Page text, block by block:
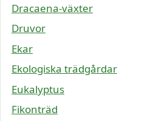
Dracaena-växter
Druvor
Ekar
Ekologiska trädgårdar
Eukalyptus
Fikonträd